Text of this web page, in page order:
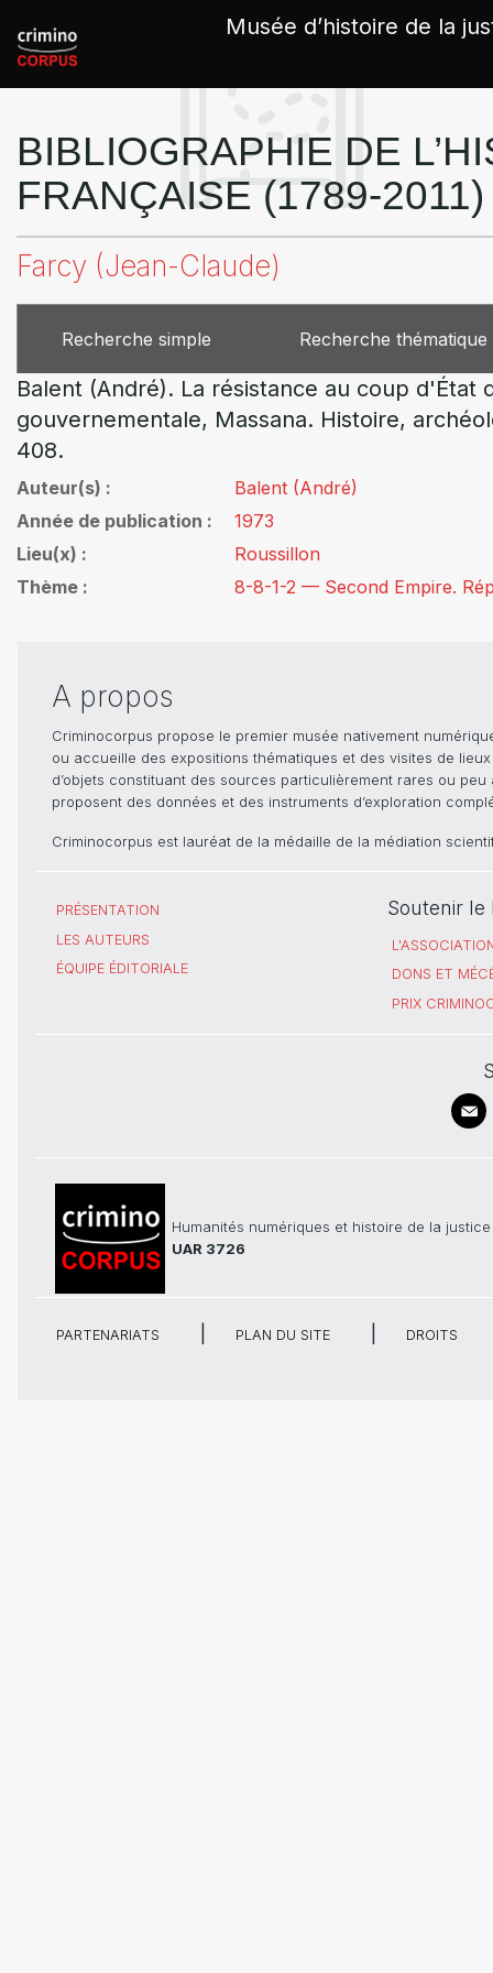
Musée d’histoire de la
BIBLIOGRAPHIE DE
FRANÇAISE (1789-2011)
Farcy (Jean-Claude)
Recherche simple Recherche thématique
Balent (André). La résistance au coup d'État
gouvernementale, Massana. Histoire,
408.
Auteur(s)
Balent (André)
Année de publication
1973
Lieu(x)
Roussillon
Thème
8-8-1-2 — Second Empire.
A propos
Criminocorpus propose le premier musée nativement
ou accueille des expositions thématiques et des visites de
d’objets constituant des sources particulièrement rares ou
proposent des données et des instruments d’exploration
Criminocorpus est lauréat de la médaille de la médiation
PRÉSENTATION
LES AUTEURS
ÉQUIPE ÉDITORIALE
Soutenir le
DONS ET
PRIX
Humanités numériques et histoire de la justice
UAR 3726
PARTENARIATS PLAN DU SITE DROITS
Panneau de gestion des cookies